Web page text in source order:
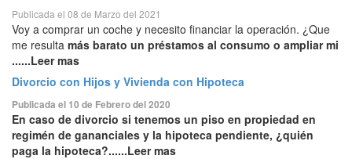
Publicada el 08 de Marzo del 2021
Voy a comprar un coche y necesito financiar la operación. ¿Que
me resulta más barato un préstamos al consumo o ampliar mi
......Leer mas
Divorcio con Hijos y Vivienda con Hipoteca
Publicada el 10 de Febrero del 2020
En caso de divorcio si tenemos un piso en propiedad en
regimén de gananciales y la hipoteca pendiente, ¿quién
paga la hipoteca?......Leer mas